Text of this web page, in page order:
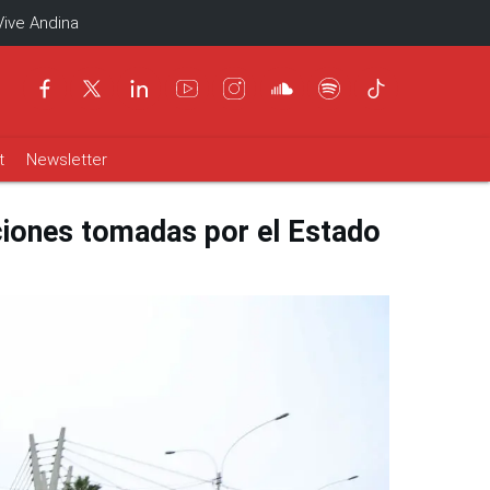
Andina
Newsletter
tomadas por el Estado